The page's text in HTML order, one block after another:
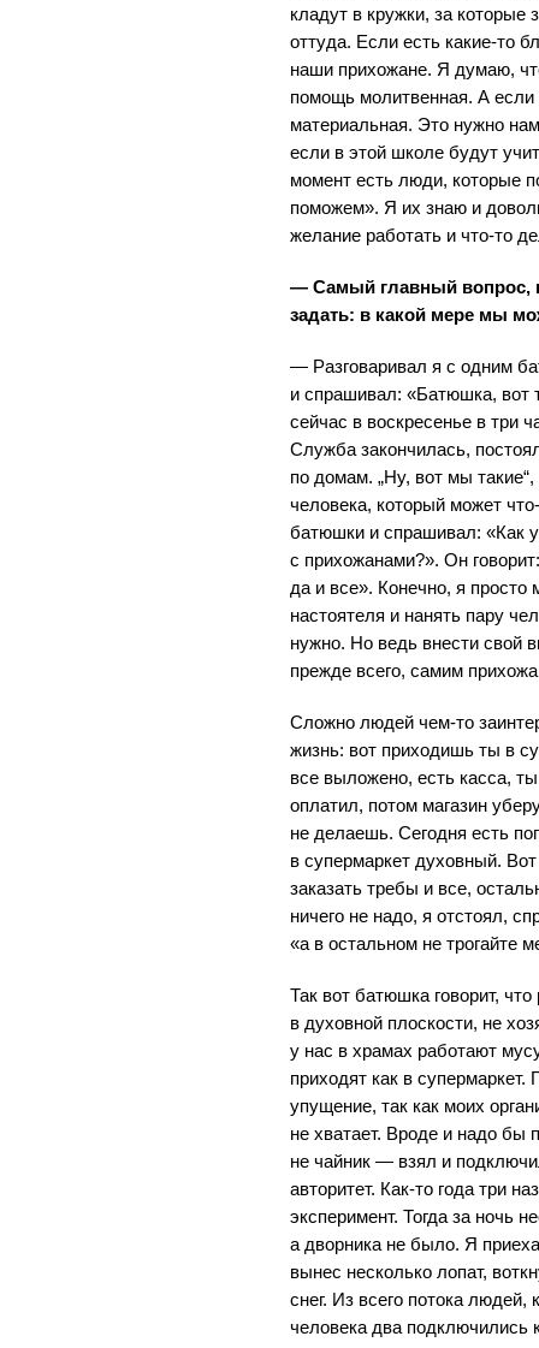
кладут в кружки, за которые
оттуда. Если есть какие-то
наши прихожане. Я думаю,
помощь молитвенная. А
материальная. Это нужно
если в этой школе будут
момент есть люди, которые
поможем». Я их знаю и
желание работать и что-то
— Самый главный вопрос,
задать: в какой мере мы
— Разговаривал я с одним
и спрашивал: «Батюшка, вот
сейчас в воскресенье в три
Служба закончилась,
по домам. „Ну, вот мы
человека, который может
батюшки и спрашивал: «Как
с прихожанами?». Он
да и все». Конечно, я просто
настоятеля и нанять пару
нужно. Но ведь внести свой
прежде всего, самим
Сложно людей чем-то
жизнь: вот приходишь ты в
все выложено, есть касса,
оплатил, потом магазин
не делаешь. Сегодня есть
в супермаркет духовный.
заказать требы и все,
ничего не надо, я отстоял,
«а в остальном не трогайте
Так вот батюшка говорит,
в духовной плоскости, не
у нас в храмах работают
приходят как в
упущение, так как моих
не хватает. Вроде и надо бы
не чайник — взял и
авторитет. Как-то года три
эксперимент. Тогда за ночь
а дворника не было. Я
вынес несколько лопат,
снег. Из всего потока
человека два подключились